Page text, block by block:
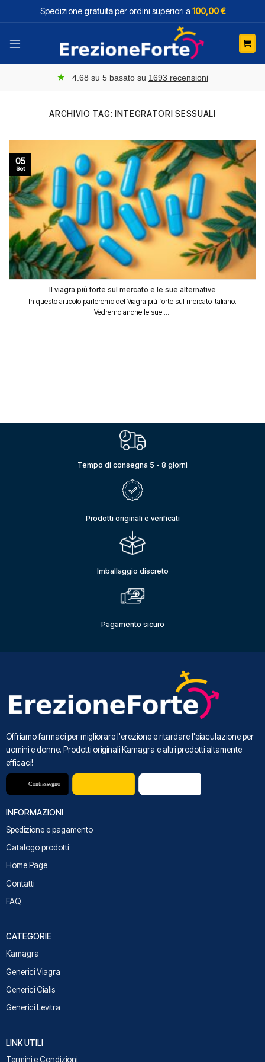
Spedizione gratuitaper ordini superiori a 100,00 €
★ 4.68 su 5 basato su 1693 recensioni
ARCHIVIO TAG: INTEGRATORI SESSUALI
Il viagra più forte sul mercato e le sue alternative
In questo articolo parleremo del Viagra più forte sul mercato italiano.
Vedremo anche le sue.....
05
Set
Tempo di consegna 5 - 8 giorni
Prodotti originali e verificati
Imballaggio discreto
Pagamento sicuro
Offriamo farmaci per migliorare l'erezione e ritardare l'eiaculazione per
uomini e donne. Prodotti originali Kamagra e altri prodotti altamente
efficaci!
INFORMAZIONI
Spedizione e pagamento
Catalogo prodotti
Home Page
Contatti
FAQ
CATEGORIE
Kamagra
Generici Viagra
Generici Cialis
Generici Levitra
LINK UTILI
Termini e Condizioni